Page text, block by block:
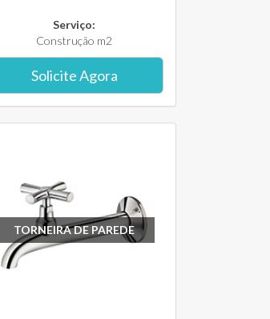
Serviço:
Construção m2
Solicite Agora
TORNEIRA DE PAREDE